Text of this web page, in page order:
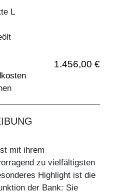
L
1.456,00 €
mit ihrem
zu vielfältigsten
Highlight ist die
der Bank: Sie